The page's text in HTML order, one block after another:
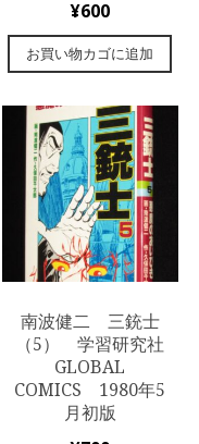
¥600
お買い物カゴに追加
南波健二 三銃士
（5） 学習研究社
GLOBAL
COMICS 1980年5
月初版